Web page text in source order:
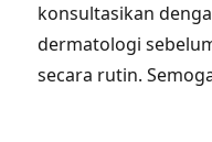
konsultasikan
dermatologi
secara rutin.